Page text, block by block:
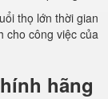
thọ lớn thời gian
cho công việc của
hãng